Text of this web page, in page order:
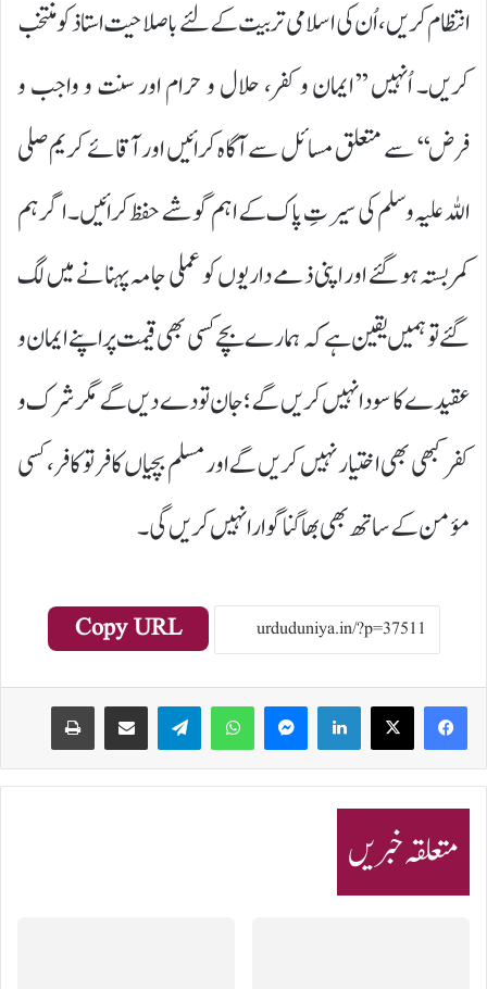
انتظام کریں، اُن کی اسلامی تربیت کے لئے باصلاحیت استاذ کو منتخب
کریں۔ اُنہیں ’’ایمان و کفر، حلال و حرام اور سنت و واجب و
فرض‘‘ سے متعلق مسائل سے آگاہ کرائیں اور آقائے کریم صلی
اللہ علیہ وسلم کی سیرتِ پاک کے اہم گوشے حفظ کرائیں۔ اگر ہم
کمر بستہ ہو گئے اور اپنی ذمے داریوں کو عملی جامہ پہنانے میں لگ
گئے تو ہمیں یقین ہے کہ ہمارے بچے کسی بھی قیمت پر اپنے ایمان و
عقیدے کا سودا نہیں کریں گے؛ جان تو دے دیں گے مگر شرک و
کفر کبھی بھی اختیار نہیں کریں گے اور مسلم بچیاں کافر تو کافر، کسی
مؤمن کے ساتھ بھی بھاگنا گوارا نہیں کریں گی۔
Copy URL
LinkedIn
WhatsApp
Telegram
متعلقہ خبریں